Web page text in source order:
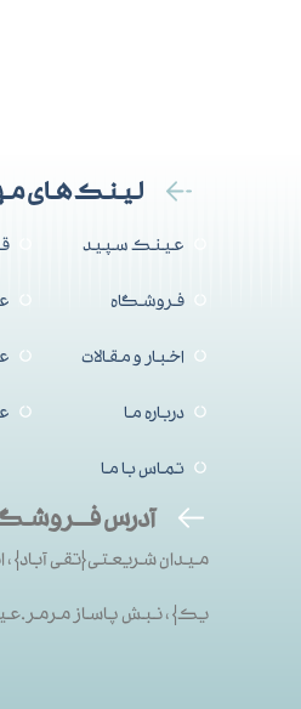
لینک های
عینک سپید
فروشگاه
اخبار و مقالات
درباره ما
تماس با ما
آدرس
میدان شریعتی{تقی آباد}،
یک}، نبش پاساز